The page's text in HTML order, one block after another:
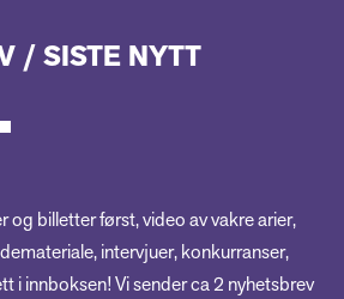
/ SISTE NYTT
og billetter først, video av vakre arier,
intervjuer, konkurranser,
i innboksen! Vi sender ca 2 nyhetsbrev